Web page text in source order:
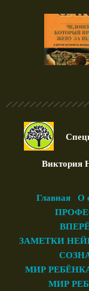
Виктория
Главная О
ЗАМЕТКИ
МИР
МИР